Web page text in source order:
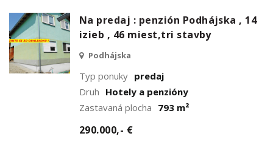
Na predaj : penzión Podhájska , 14
izieb , 46 miest,tri stavby
Podhájska
Typ ponuky predaj
Druh Hotely a penzióny
Zastavaná plocha 793 m²
290.000,- €